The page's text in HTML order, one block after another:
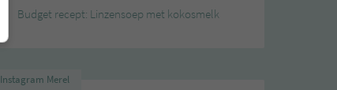
Budget recept: Linzensoep met kokosmelk
Instagram Merel